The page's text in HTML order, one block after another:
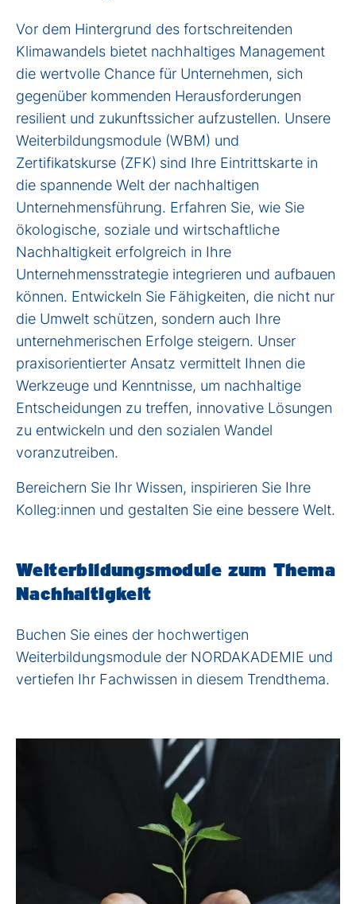
Vor dem Hintergrund des fortschreitenden
Klimawandels bietet nachhaltiges Management
die wertvolle Chance für Unternehmen, sich
gegenüber kommenden Herausforderungen
resilient und zukunftssicher aufzustellen. Unsere
Weiterbildungsmodule (WBM) und
Zertifikatskurse (ZFK) sind Ihre Eintrittskarte in
die spannende Welt der nachhaltigen
Unternehmensführung. Erfahren Sie, wie Sie
ökologische, soziale und wirtschaftliche
Nachhaltigkeit erfolgreich in Ihre
Unternehmensstrategie integrieren und aufbauen
können. Entwickeln Sie Fähigkeiten, die nicht nur
die Umwelt schützen, sondern auch Ihre
unternehmerischen Erfolge steigern. Unser
praxisorientierter Ansatz vermittelt Ihnen die
Werkzeuge und Kenntnisse, um nachhaltige
Entscheidungen zu treffen, innovative Lösungen
zu entwickeln und den sozialen Wandel
voranzutreiben.
Bereichern Sie Ihr Wissen, inspirieren Sie Ihre
Kolleg:innen und gestalten Sie eine bessere Welt.
Weiterbildungsmodule zum Thema
Nachhaltigkeit
Buchen Sie eines der hochwertigen
Weiterbildungsmodule der NORDAKADEMIE und
vertiefen Ihr Fachwissen in diesem Trendthema.